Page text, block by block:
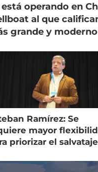
está operando en
al que
grande y moderno
Ramírez: Se
mayor
priorizar el salvataje